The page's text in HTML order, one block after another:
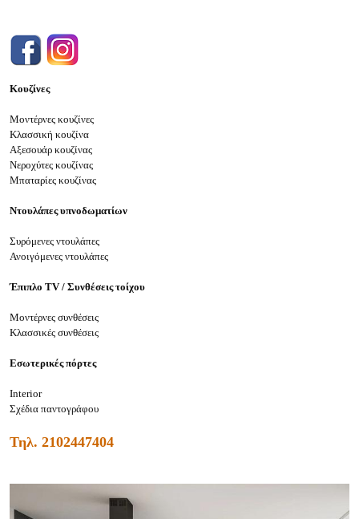
Κουζίνες
Μοντέρνες κουζίνες
Κλασσική κουζίνα
Αξεσουάρ κουζίνας
Νεροχύτες κουζίνας
Μπαταρίες κουζίνας
Ντουλάπες υπνοδωματίων
Συρόμενες ντουλάπες
Ανοιγόμενες ντουλάπες
Έπιπλο TV/ Συνθέσεις τοίχου
Μοντέρνες συνθέσεις
Κλασσικές συνθέσεις
Εσωτερικές πόρτες
Interior
Σχέδια παντογράφου
Τηλ. 2102447404